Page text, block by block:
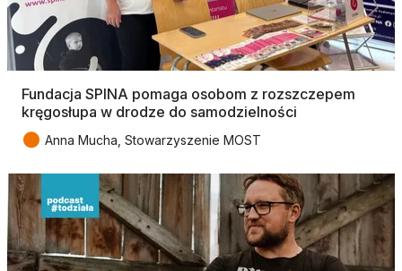
Fundacja SPINA pomaga osobom z rozszczepem
kręgosłupa w drodze do samodzielności
● Anna Mucha, Stowarzyszenie MOST